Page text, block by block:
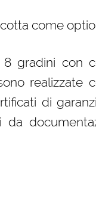
come
gradini con
realizzate
di